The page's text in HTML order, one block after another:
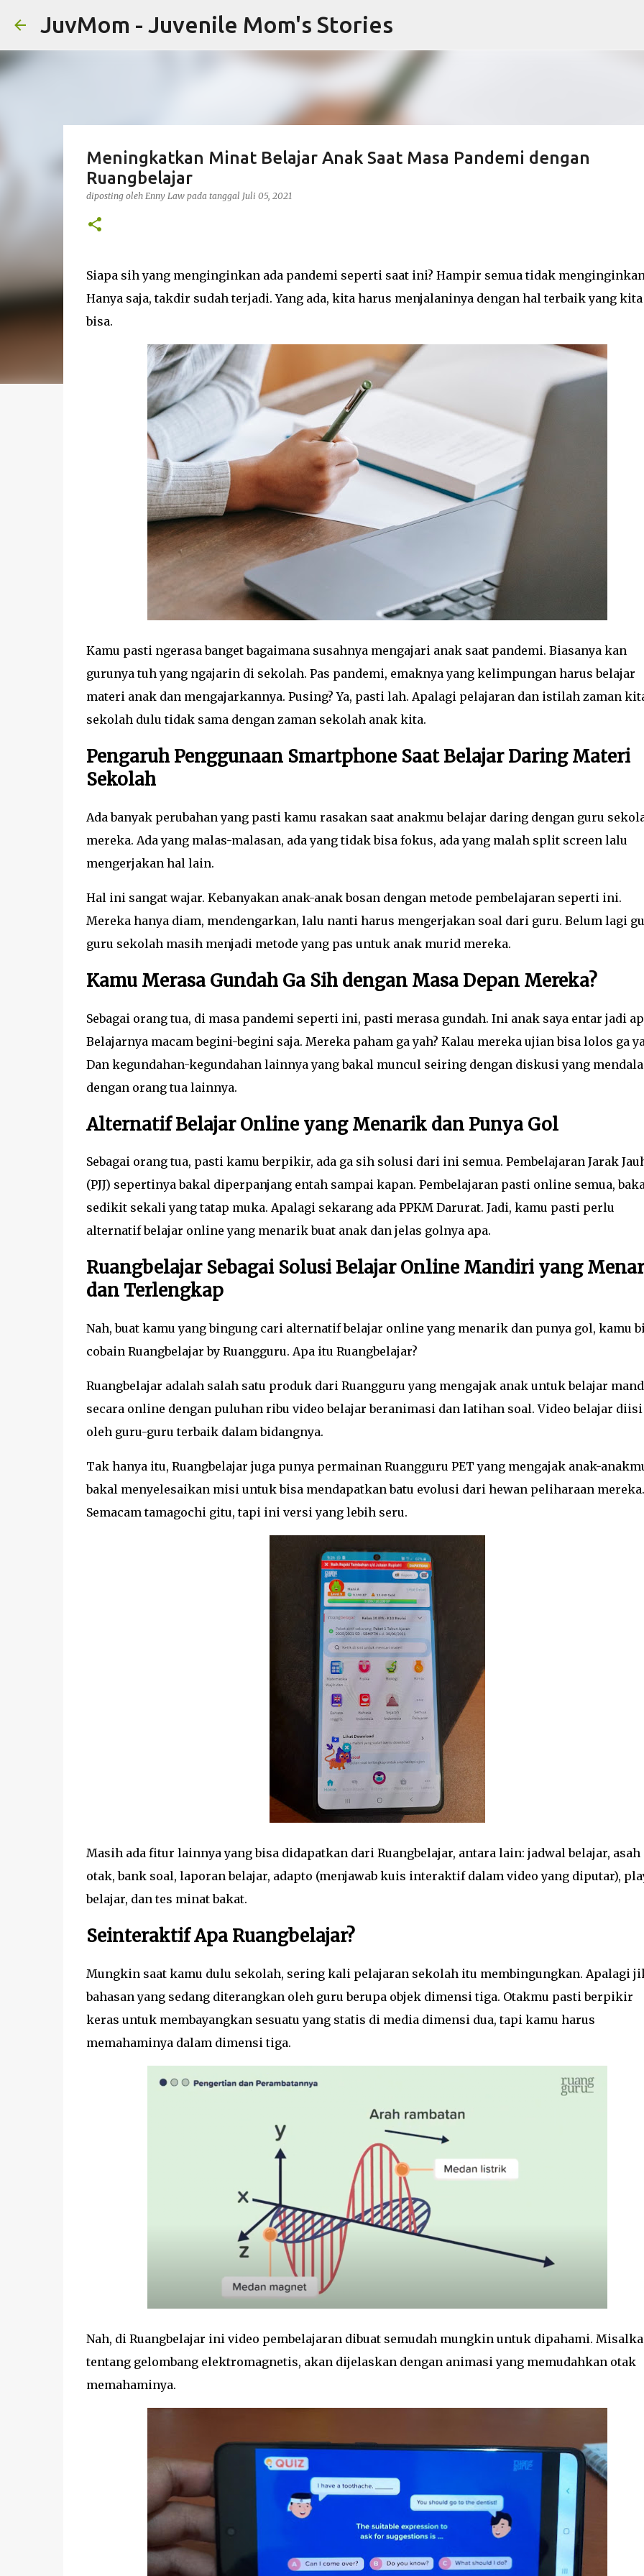
JuvMom - Juvenile Mom's Stories
Meningkatkan Minat Belajar Anak Saat Masa Pandemi dengan
Ruangbelajar
diposting oleh Enny Law pada tanggal Juli 05, 2021
Siapa sih yang menginginkan ada pandemi seperti saat ini? Hampir semua tidak
Hanya saja, takdir sudah terjadi. Yang ada, kita harus menjalaninya dengan hal terbaik yang kita
bisa.
Kamu pasti ngerasa banget bagaimana susahnya mengajari anak saat pandemi. Biasanya kan
gurunya tuh yang ngajarin di sekolah. Pas pandemi, emaknya yang kelimpungan harus belajar
materi anak dan mengajarkannya. Pusing? Ya, pasti lah. Apalagi pelajaran dan istilah zaman
sekolah dulu tidak sama dengan zaman sekolah anak kita.
Pengaruh Penggunaan Smartphone Saat Belajar Daring Materi
Sekolah
Ada banyak perubahan yang pasti kamu rasakan saat anakmu belajar daring dengan guru
mereka. Ada yang malas-malasan, ada yang tidak bisa fokus, ada yang malah split screen lalu
mengerjakan hal lain.
Hal ini sangat wajar. Kebanyakan anak-anak bosan dengan metode pembelajaran seperti ini.
Mereka hanya diam, mendengarkan, lalu nanti harus mengerjakan soal dari guru. Belum lagi
guru sekolah masih menjadi metode yang pas untuk anak murid mereka.
Kamu Merasa Gundah Ga Sih dengan Masa Depan Mereka?
Sebagai orang tua, di masa pandemi seperti ini, pasti merasa gundah. Ini anak saya entar jadi
Belajarnya macam begini-begini saja. Mereka paham ga yah? Kalau mereka ujian bisa lolos ga
Dan kegundahan-kegundahan lainnya yang bakal muncul seiring dengan diskusi yang
dengan orang tua lainnya.
Alternatif Belajar Online yang Menarik dan Punya Gol
Sebagai orang tua, pasti kamu berpikir, ada ga sih solusi dari ini semua. Pembelajaran Jarak
(PJJ) sepertinya bakal diperpanjang entah sampai kapan. Pembelajaran pasti online semua,
sedikit sekali yang tatap muka. Apalagi sekarang ada PPKM Darurat. Jadi, kamu pasti perlu
alternatif belajar online yang menarik buat anak dan jelas golnya apa.
Ruangbelajar Sebagai Solusi Belajar Online Mandiri yang
dan Terlengkap
Nah, buat kamu yang bingung cari alternatif belajar online yang menarik dan punya gol, kamu
cobain Ruangbelajar by Ruangguru. Apa itu Ruangbelajar?
Ruangbelajar adalah salah satu produk dari Ruangguru yang mengajak anak untuk belajar
secara online dengan puluhan ribu video belajar beranimasi dan latihan soal. Video belajar diisi
oleh guru-guru terbaik dalam bidangnya.
Tak hanya itu, Ruangbelajar juga punya permainan Ruangguru PET yang mengajak anak-
bakal menyelesaikan misi untuk bisa mendapatkan batu evolusi dari hewan peliharaan mereka.
Semacam tamagochi gitu, tapi ini versi yang lebih seru.
Masih ada fitur lainnya yang bisa didapatkan dari Ruangbelajar, antara lain: jadwal belajar, asah
otak, bank soal, laporan belajar, adapto (menjawab kuis interaktif dalam video yang diputar),
belajar, dan tes minat bakat.
Seinteraktif Apa Ruangbelajar?
Mungkin saat kamu dulu sekolah, sering kali pelajaran sekolah itu membingungkan. Apalagi
bahasan yang sedang diterangkan oleh guru berupa objek dimensi tiga. Otakmu pasti berpikir
keras untuk membayangkan sesuatu yang statis di media dimensi dua, tapi kamu harus
memahaminya dalam dimensi tiga.
Nah, di Ruangbelajar ini video pembelajaran dibuat semudah mungkin untuk dipahami.
tentang gelombang elektromagnetis, akan dijelaskan dengan animasi yang memudahkan otak
memahaminya.